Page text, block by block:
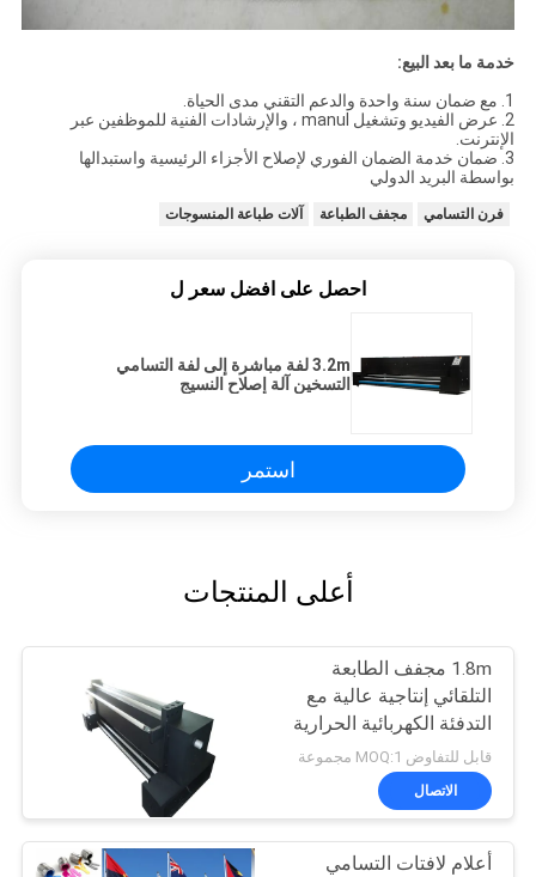
خدمة ما بعد البيع:
1. مع ضمان سنة واحدة والدعم التقني مدى الحياة.
2. عرض الفيديو وتشغيل manul ، والإرشادات الفنية للموظفين عبر
الإنترنت.
3. ضمان خدمة الضمان الفوري لإصلاح الأجزاء الرئيسية واستبدالها
بواسطة البريد الدولي
فرن التسامي مجفف الطباعة آلات طباعة المنسوجات
احصل على افضل سعر ل
3.2m لفة مباشرة إلى لفة التسامي
التسخين آلة إصلاح النسيج
استمر
أعلى المنتجات
1.8m مجفف الطابعة
التلقائي إنتاجية عالية مع
التدفئة الكهربائية الحرارية
قابل للتفاوض MOQ:1 مجموعة
الاتصال
أعلام لافتات التسامي